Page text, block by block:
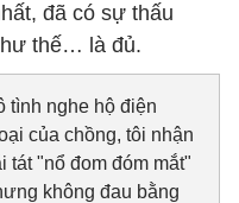
đã có sự thấu
thế… là đủ.
tình nghe hộ điện
của chồng, tôi nhận
tát "nổ đom đóm mắt"
không đau bằng